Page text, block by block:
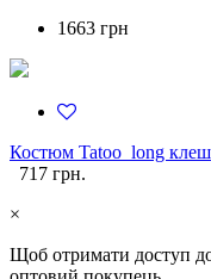
1663 грн
Костюм Tatoo_long клеш
717 грн.
×
Щоб отримати доступ до